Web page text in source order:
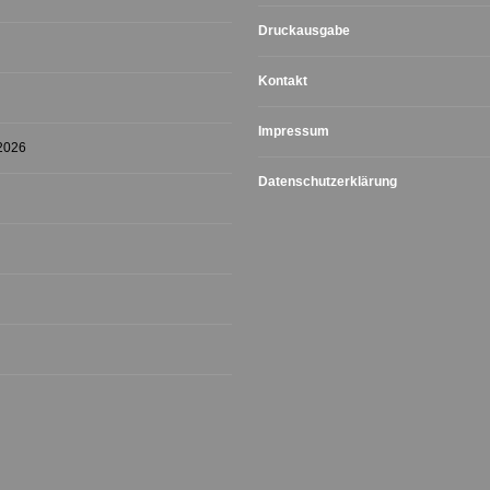
Druckausgabe
Kontakt
Impressum
Datenschutzerklärung